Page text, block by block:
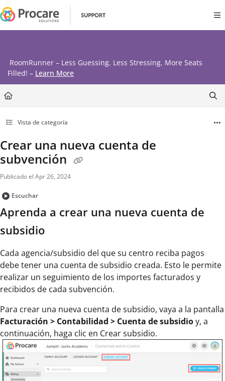
Documentation Index
Fetch the complete documentation index at:
https://
RoomRunner – Less Guessing. Less Stressing. More Seats
Filled! – Learn More
Vista de categoría
Crear una nueva cuenta de
subvención
Publicado el Apr 26, 2024
Escuchar
Aprenda a crear una nueva cuenta de
subsidio
Cada agencia/subsidio del que su centro reciba pagos
debe tener una cuenta de subsidio creada. Esto le permite
realizar un seguimiento de los importes facturados y
recibidos de cada subvención.
Para crear una nueva cuenta de subsidio, vaya a la pantalla
Facturación > Contabilidad > Cuenta de subsidioy, a
continuación, haga clic en Crear subsidio.